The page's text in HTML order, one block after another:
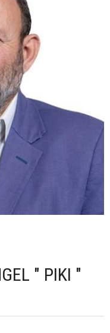
ESPECTACULOS
INTERNACIONALES
" PIKI "